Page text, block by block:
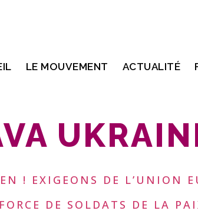
LE MOUVEMENT ACTUALITÉ
! EXIGEONS DE L’UNION
DE SOLDATS DE LA